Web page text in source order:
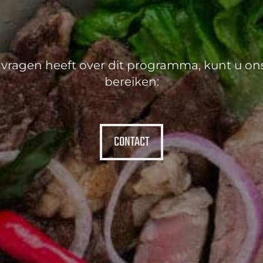
vragen heeft over dit programma, kunt u
bereiken:
CONTACT